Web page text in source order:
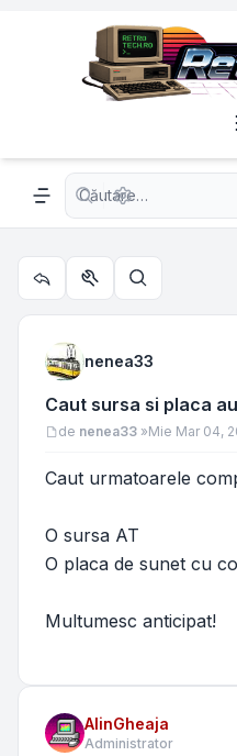
Navigation menu
Căutare
Utilitare subiect
Căutare
nenea33
Caut sursa si placa
Mesaj
de nenea33 »Mie Mar 04,
Caut urmatoarele
O sursa AT
O placa de sunet cu
Multumesc anticipat!
AlinGheaja
Administrator